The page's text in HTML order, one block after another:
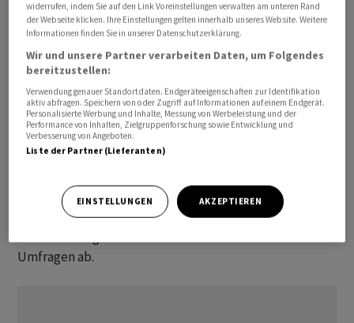
Zudem gibt es nach wie vor grosse regionale
Unterschiede. Der Anstieg des Anlegervertrauens
wurde angeführt vom nordamerikanischen ICI mit
einem Plus von 1,3 Punkte auf 90,8, gefolgt vom
asiatischen ICI (+0,7 Punkte auf 97,3). Der europäische
ICI sank dagegen um 5,4 Punkte auf 99,5 Zähler.
Der Index misst laut den Angaben das Vertrauen und die
tatsächliche Kauf- und Verkaufsverhalten
institutioneller Investoren untersucht. Er stützt sich
Umfragen ab.
widerrufen, indem Sie auf den Link Voreinstellungen verwalten am unteren Rand
der Webseite klicken. Ihre Einstellungen gelten innerhalb unseres Website. Weitere
Informationen finden Sie in unserer Datenschutzerklärung.
Wir und unsere Partner verarbeiten Daten, um Folgendes
bereitzustellen:
Verwendung genauer Standortdaten. Endgeräteeigenschaften zur Identifikation
aktiv abfragen. Speichern von oder Zugriff auf Informationen auf einem Endgerät.
Personalisierte Werbung und Inhalte, Messung von Werbeleistung und der
Performance von Inhalten, Zielgruppenforschung sowie Entwicklung und
Verbesserung von Angeboten.
Liste der Partner (Lieferanten)
EINSTELLUNGEN AKZEPTIEREN